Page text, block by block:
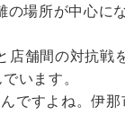
場所が中心に
店舗間の対抗戦
います。
ですよね。伊那